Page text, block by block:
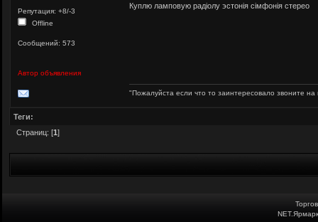
Репутация: +8/-3
Offline
Сообщений: 573
Автор объявления
Куплю ламповую радіолу эстонія сімфонія стерео
"Пожалуйста если что то заинтересовало звоните
Теги:
Страниц: [1]